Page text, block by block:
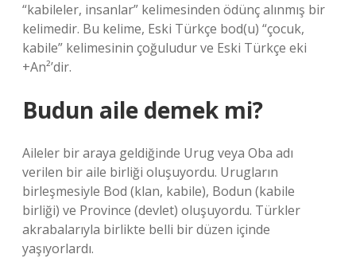
“kabileler, insanlar” kelimesinden ödünç alınmış bir
kelimedir. Bu kelime, Eski Türkçe bod(u) “çocuk,
kabile” kelimesinin çoğuludur ve Eski Türkçe eki
+An²’dir.
Budun aile demek mi?
Aileler bir araya geldiğinde Urug veya Oba adı
verilen bir aile birliği oluşuyordu. Urugların
birleşmesiyle Bod (klan, kabile), Bodun (kabile
birliği) ve Province (devlet) oluşuyordu. Türkler
akrabalarıyla birlikte belli bir düzen içinde
yaşıyorlardı.